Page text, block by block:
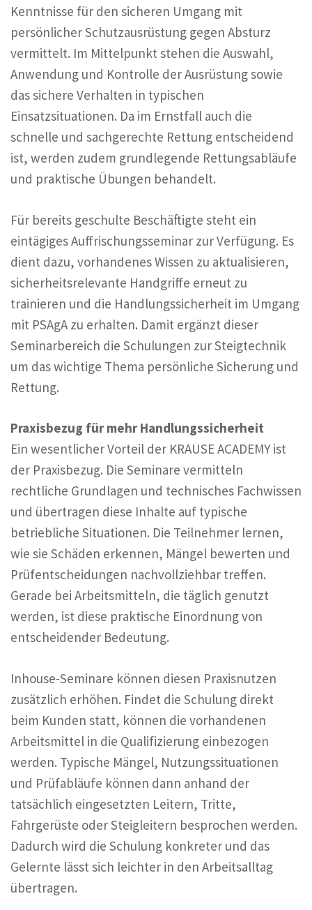
Kenntnisse für den sicheren Umgang mit
persönlicher Schutzausrüstung gegen Absturz
vermittelt. Im Mittelpunkt stehen die Auswahl,
Anwendung und Kontrolle der Ausrüstung sowie
das sichere Verhalten in typischen
Einsatzsituationen. Da im Ernstfall auch die
schnelle und sachgerechte Rettung entscheidend
ist, werden zudem grundlegende Rettungsabläufe
und praktische Übungen behandelt.
Für bereits geschulte Beschäftigte steht ein
eintägiges Auffrischungsseminar zur Verfügung. Es
dient dazu, vorhandenes Wissen zu aktualisieren,
sicherheitsrelevante Handgriffe erneut zu
trainieren und die Handlungssicherheit im Umgang
mit PSAgA zu erhalten. Damit ergänzt dieser
Seminarbereich die Schulungen zur Steigtechnik
um das wichtige Thema persönliche Sicherung und
Rettung.
Praxisbezug für mehr Handlungssicherheit
Ein wesentlicher Vorteil der KRAUSE ACADEMY ist
der Praxisbezug. Die Seminare vermitteln
rechtliche Grundlagen und technisches Fachwissen
und übertragen diese Inhalte auf typische
betriebliche Situationen. Die Teilnehmer lernen,
wie sie Schäden erkennen, Mängel bewerten und
Prüfentscheidungen nachvollziehbar treffen.
Gerade bei Arbeitsmitteln, die täglich genutzt
werden, ist diese praktische Einordnung von
entscheidender Bedeutung.
Inhouse-Seminare können diesen Praxisnutzen
zusätzlich erhöhen. Findet die Schulung direkt
beim Kunden statt, können die vorhandenen
Arbeitsmittel in die Qualifizierung einbezogen
werden. Typische Mängel, Nutzungssituationen
und Prüfabläufe können dann anhand der
tatsächlich eingesetzten Leitern, Tritte,
Fahrgerüste oder Steigleitern besprochen werden.
Dadurch wird die Schulung konkreter und das
Gelernte lässt sich leichter in den Arbeitsalltag
übertragen.